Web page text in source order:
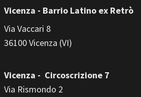
Vicenza - Barrio Latino ex Retrò
Via Vaccari 8
36100 Vicenza (VI)
Vicenza - Circoscrizione 7
Via Rismondo 2